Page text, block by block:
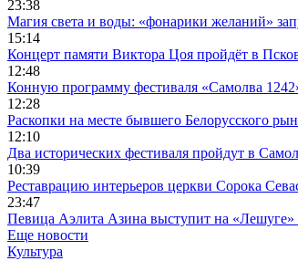
23:38
Магия света и воды: «фонарики желаний»
15:14
Концерт памяти Виктора Цоя пройдёт в
12:48
Конную программу фестиваля «Самолва
12:28
Раскопки на месте бывшего Белорусского
12:10
Два исторических фестиваля пройдут в
10:39
Реставрацию интерьеров церкви Сорока
23:47
Певица Аэлита Азина выступит на «Лешуге»
Еще новости
Культура